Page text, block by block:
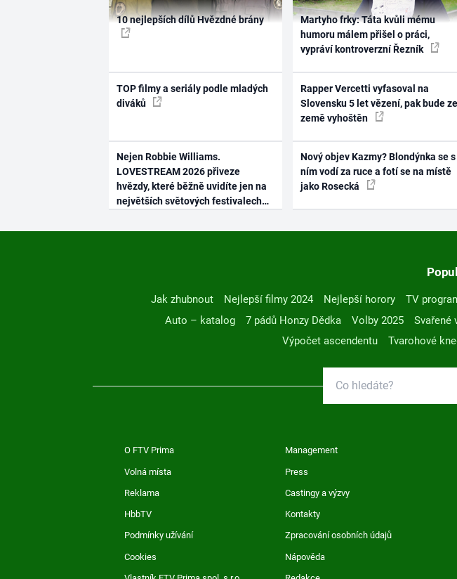
10 nejlepších dílů Hvězdné brány
TOP filmy a seriály podle mladých
diváků
Nejen Robbie Williams.
LOVESTREAM 2026 přiveze
hvězdy, které běžně uvidíte jen na
největších světových festivalech
Martyho frky: Táta kvůli mému
humoru málem přišel o práci,
vypráví kontroverzní Řezník
Rapper Vercetti vyfasoval na
Slovensku 5 let vězení, pak bude ze
země vyhoštěn
Nový objev Kazmy? Blondýnka se s
ním vodí za ruce a fotí se na místě
jako Rosecká
Jak zhubnout Nejlepší filmy 2024 Nejlepší horory TV
Auto – katalog
7 pádů Honzy Dědka Volby 2025 Svařené
Výpočet ascendentu
Tvarohové
O FTV Prima Management
Volná místa Press
Reklama Castingy a výzvy
HbbTV Kontakty
Podmínky užívání Zpracování osobních údajů
Cookies Nápověda